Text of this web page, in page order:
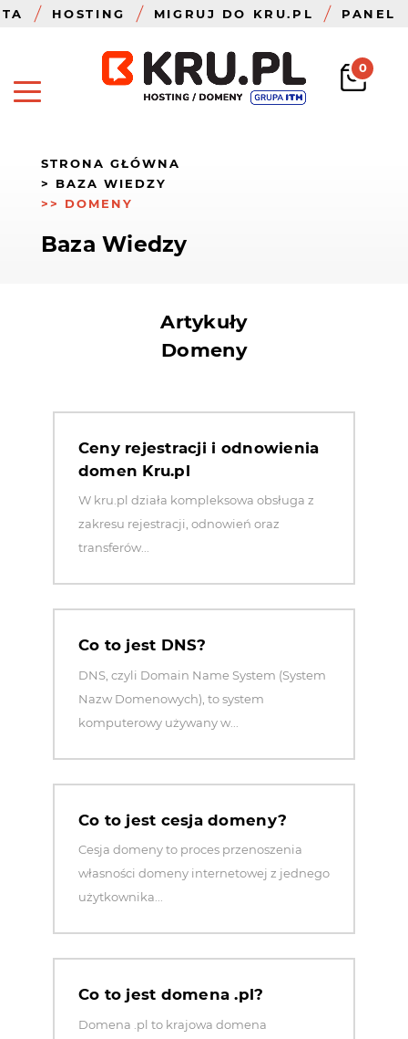
HOSTING MIGRUJ DO KRU.PL PANEL
0
STRONA GŁÓWNA
BAZA WIEDZY
DOMENY
Baza Wiedzy
Artykuły
Domeny
Ceny rejestracji i odnowienia
domen Kru.pl
W kru.pl działa kompleksowa obsługa z
zakresu rejestracji, odnowień oraz
transferów...
Co to jest DNS?
DNS, czyli Domain Name System (System
Nazw Domenowych), to system
komputerowy używany w...
Co to jest cesja domeny?
Cesja domeny to proces przenoszenia
własności domeny internetowej z jednego
użytkownika...
Co to jest domena .pl?
Domena .pl to krajowa domena